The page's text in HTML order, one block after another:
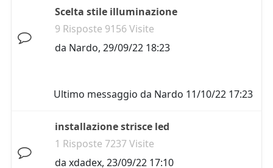
Scelta stile illuminazione
9 Risposte 9156 Visite
da Nardo, 29/09/22 18:23
Ultimo messaggio da Nardo 11/10/22 17:23
installazione strisce led
1 Risposte 7237 Visite
da xdadex, 23/09/22 17:10